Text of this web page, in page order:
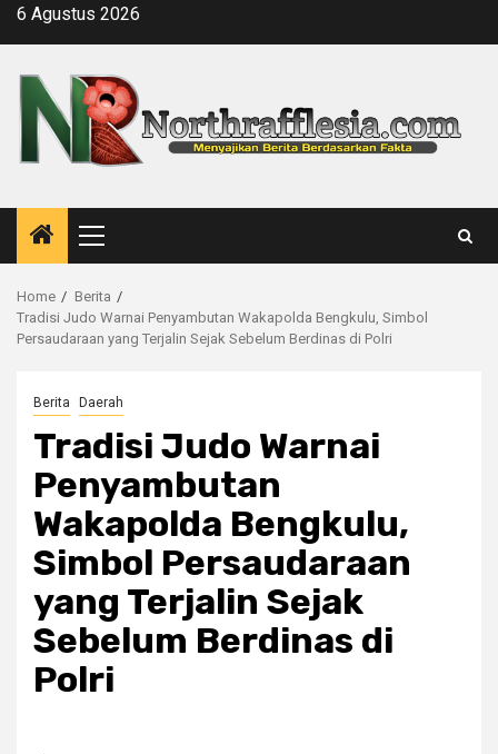
Skip6 Agustus 2026
Primary
Menu
Home
Berita
Tradisi Judo Warnai Penyambutan Wakapolda Bengkulu, Simbol
Persaudaraan yang Terjalin Sejak Sebelum Berdinas di Polri
Berita Daerah
Tradisi Judo Warnai
Penyambutan
Wakapolda Bengkulu,
Simbol Persaudaraan
yang Terjalin Sejak
Sebelum Berdinas di
Polri